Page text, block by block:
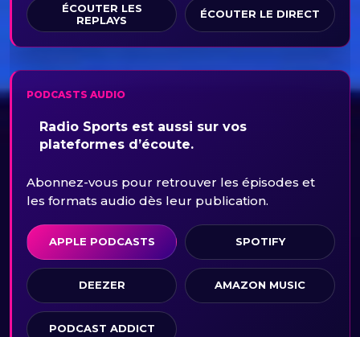
ÉCOUTER LES
REPLAYS
ÉCOUTER LE DIRECT
PODCASTS AUDIO
Radio Sports est aussi sur vos
plateformes d’écoute.
Abonnez-vous pour retrouver les épisodes et
les formats audio dès leur publication.
APPLE PODCASTS SPOTIFY
DEEZER AMAZON MUSIC
PODCAST ADDICT